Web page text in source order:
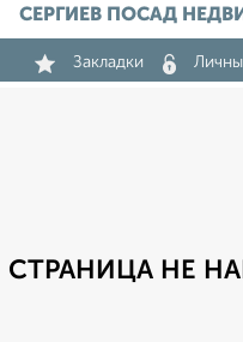
СЕРГИЕВ ПОСАД
Закладки
СТРАНИЦА НЕ